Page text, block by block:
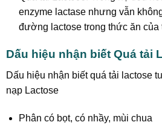
enzyme lactase nhưng vẫn
đường lactose trong thức ăn của
Dấu hiệu nhận biết Quá tải
Dấu hiệu nhận biết quá tải lactose
nạp Lactose
Phân có bọt, có nhầy, mùi chua